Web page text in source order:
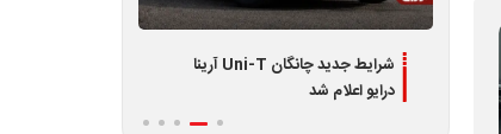
شرایط جدید چانگان Uni-T آرینا
درایو اعلام شد